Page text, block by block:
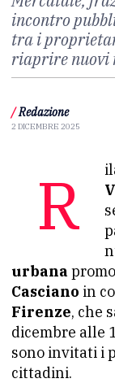
incontro
tra i
riaprire nuovi
/ Redazione
2 DICEMBRE 2025
urbana
Casciano in
Firenze, che
dicembre alle
sono invitati i
cittadini.